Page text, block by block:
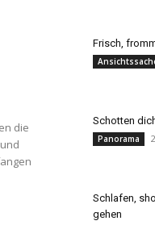
die
Frisch,
Schotten
Panorama
Schlafen,
gehen